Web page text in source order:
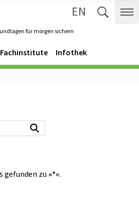
für morgen sichern
EN
Fachinstitute Infothek
gefunden zu »*«.